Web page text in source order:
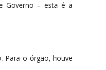
Governo – esta é a
Para o órgão, houve